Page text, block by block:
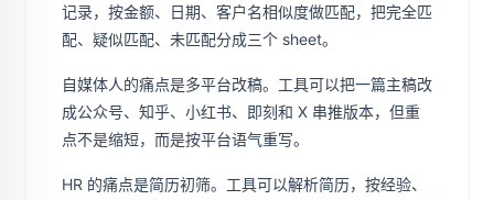
记录，按金额、日期、客户名相似度做匹配，把完全匹
配、疑似匹配、未匹配分成三个 sheet。
自媒体人的痛点是多平台改稿。工具可以把一篇主稿改
成公众号、知乎、小红书、即刻和 X 串推版本，但重
点不是缩短，而是按平台语气重写。
HR 的痛点是简历初筛。工具可以解析简历，按经验、